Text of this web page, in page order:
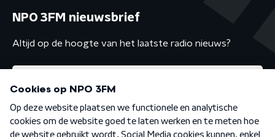
NPO 3FM nieuwsbrief
Altijd op de hoogte van het laatste radio nieuws?